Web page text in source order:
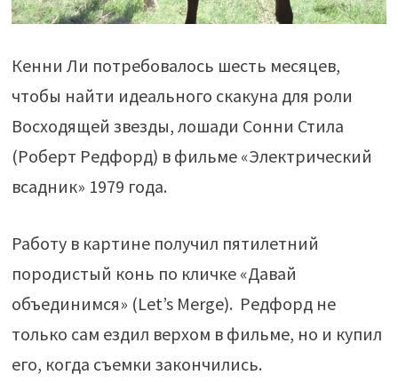
Кенни Ли потребовалось шесть месяцев,
чтобы найти идеального скакуна для роли
Восходящей звезды, лошади Сонни Стила
(Роберт Редфорд) в фильме «Электрический
всадник» 1979 года.
Работу в картине получил пятилетний
породистый конь по кличке «Давай
объединимся» (Let’s Merge). Редфорд не
только сам ездил верхом в фильме, но и купил
его, когда съемки закончились.